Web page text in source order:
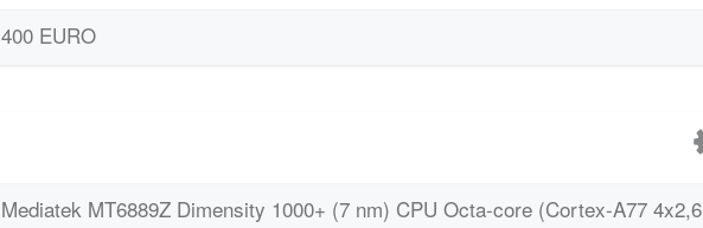
400 EURO
Mediatek MT6889Z Dimensity 1000+ (7 nm) CPU Octa-core (Cortex-A77 4x2,6